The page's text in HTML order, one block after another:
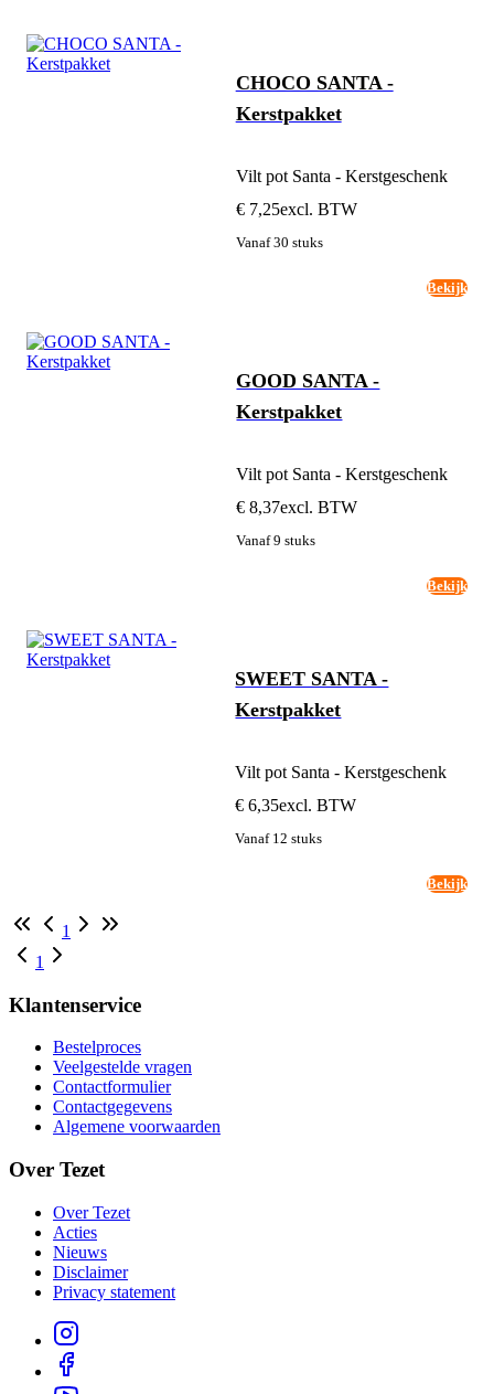
CHOCO SANTA -
Kerstpakket
Vilt pot Santa - Kerstgeschenk
€ 7,25excl. BTW
Vanaf 30 stuks
Bekijk
GOOD SANTA -
Kerstpakket
Vilt pot Santa - Kerstgeschenk
€ 8,37excl. BTW
Vanaf 9 stuks
Bekijk
SWEET SANTA -
Kerstpakket
Vilt pot Santa - Kerstgeschenk
€ 6,35excl. BTW
Vanaf 12 stuks
Bekijk
1
1
Klantenservice
Bestelproces
Veelgestelde vragen
Contactformulier
Contactgegevens
Algemene voorwaarden
Over Tezet
Over Tezet
Acties
Nieuws
Disclaimer
Privacy statement